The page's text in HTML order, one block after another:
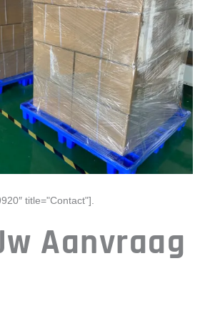
title="Contact"].
Aanvraag